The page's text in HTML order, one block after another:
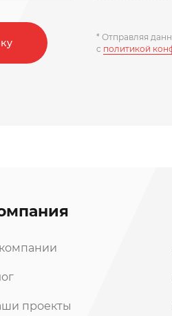
* Отправляя
c политикой
проекты